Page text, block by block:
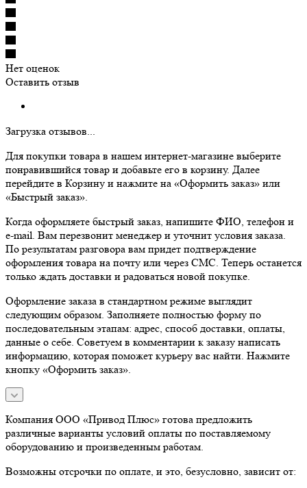
Нет оценок
Оставить отзыв
Загрузка отзывов...
Для покупки товара в нашем интернет-магазине выберите
понравившийся товар и добавьте его в корзину. Далее
перейдите в Корзину и нажмите на «Оформить заказ» или
«Быстрый заказ».
Когда оформляете быстрый заказ, напишите ФИО, телефон и
e-mail. Вам перезвонит менеджер и уточнит условия заказа.
По результатам разговора вам придет подтверждение
оформления товара на почту или через СМС. Теперь останется
только ждать доставки и радоваться новой покупке.
Оформление заказа в стандартном режиме выглядит
следующим образом. Заполняете полностью форму по
последовательным этапам: адрес, способ доставки, оплаты,
данные о себе. Советуем в комментарии к заказу написать
информацию, которая поможет курьеру вас найти. Нажмите
кнопку «Оформить заказ».
Компания ООО «Привод Плюс» готова предложить
различные варианты условий оплаты по поставляемому
оборудованию и произведенным работам.
Возможны отсрочки по оплате, и это, безусловно, зависит от: